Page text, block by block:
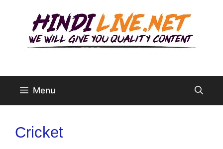
content
Menu
Cricket